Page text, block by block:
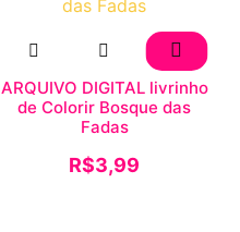
ARQUIVO DIGITAL livrinho
de Colorir Bosque das
Fadas
R$3,99